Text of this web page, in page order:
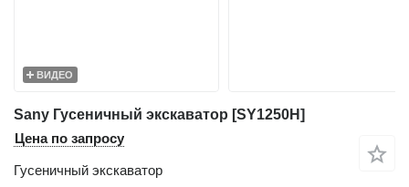
ВИДЕО
Sany Гусеничный экскаватор [SY1250H]
Цена по запросу
Гусеничный экскаватор